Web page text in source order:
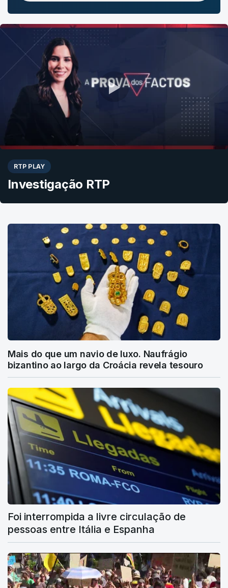
RTP PLAY
Investigação RTP
Mais do que um navio de luxo. Naufrágio
bizantino ao largo da Croácia revela tesouro
Foi interrompida a livre circulação de
pessoas entre Itália e Espanha